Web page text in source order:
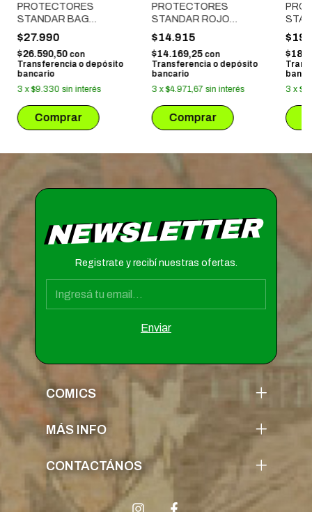
PROTECTORES
STANDAR BAG
BLANCO X 100
$27.990
$26.590,50 con
Transferencia o depósito
bancario
3 x$9.330 sin interés
PROTECTORES
STANDAR ROJO
MATTE X 50
$14.915
$14.169,25 con
Transferencia o depósito
bancario
3 x$4.971,67 sin interés
3 x
NEWSLETTER
Registrate y recibí nuestras ofertas.
COMICS
MÁS INFO
CONTACTÁNOS